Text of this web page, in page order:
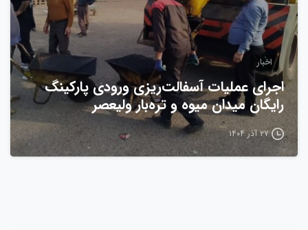
اخبار
اجرای عملیات آسفالت‌ریزی ورودی پارکینگ
رایگان میدان میوه و تره‌بار ولیعصر
۲۷ آذر ۱۴۰۴